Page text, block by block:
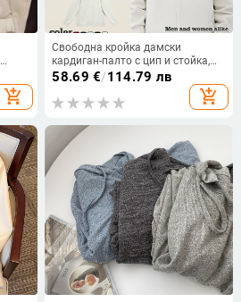
add_shopping_cart
Свободна кройка дамски
кардиган-палто с цип и стойка,
дълги ръкави; смес от
композитен памук и полиестер
(50–70% памук, 30–50%
дамски стил.
58.69 €/114.79 лв
add_shopping_cart